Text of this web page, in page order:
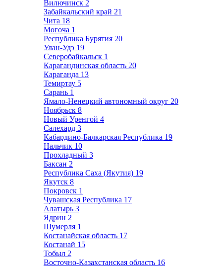
Вилючинск 2
Забайкальский край 21
Чита 18
Могоча 1
Республика Бурятия 20
Улан-Удэ 19
Северобайкальск 1
Карагандинская область 20
Караганда 13
Темиртау 5
Сарань 1
Ямало-Ненецкий автономный округ 20
Ноябрьск 8
Новый Уренгой 4
Салехард 3
Кабардино-Балкарская Республика 19
Нальчик 10
Прохладный 3
Баксан 2
Республика Саха (Якутия) 19
Якутск 8
Покровск 1
Чувашская Республика 17
Алатырь 3
Ядрин 2
Шумерля 1
Костанайская область 17
Костанай 15
Тобыл 2
Восточно-Казахстанская область 16